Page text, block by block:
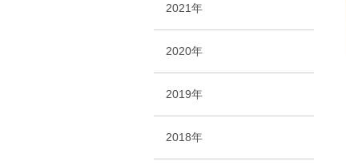
2021年
2020年
2019年
2018年